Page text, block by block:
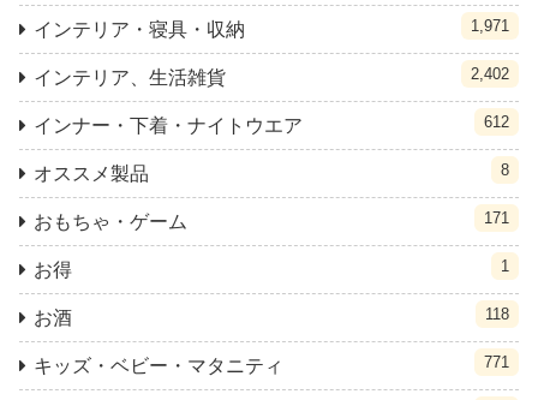
インテリア・寝具・収納 1,971
インテリア、生活雑貨 2,402
インナー・下着・ナイトウエア 612
オススメ製品 8
おもちゃ・ゲーム 171
お得 1
お酒 118
キッズ・ベビー・マタニティ 771